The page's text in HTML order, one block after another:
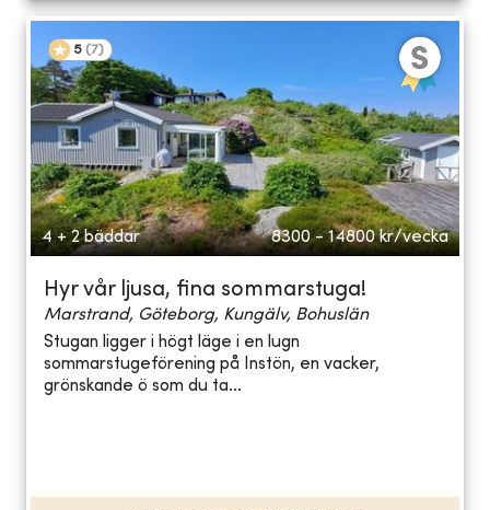
5 (7)
4 + 2 bäddar 8300 - 14800 kr/vecka
Hyr vår ljusa, fina sommarstuga!
Marstrand, Göteborg, Kungälv, Bohuslän
Stugan ligger i högt läge i en lugn
sommarstugeförening på Instön, en vacker,
grönskande ö som du ta...